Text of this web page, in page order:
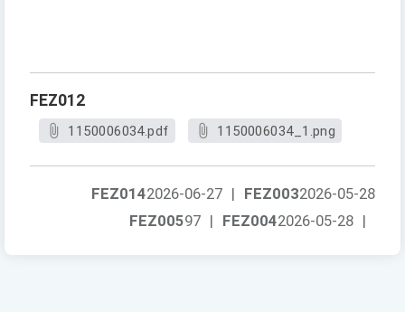
FEZ012
1150006034.pdf 1150006034_1.png
FEZ0032026-05-28
FEZ0142026-06-27 |
FEZ0042026-05-28 |
FEZ00597 |